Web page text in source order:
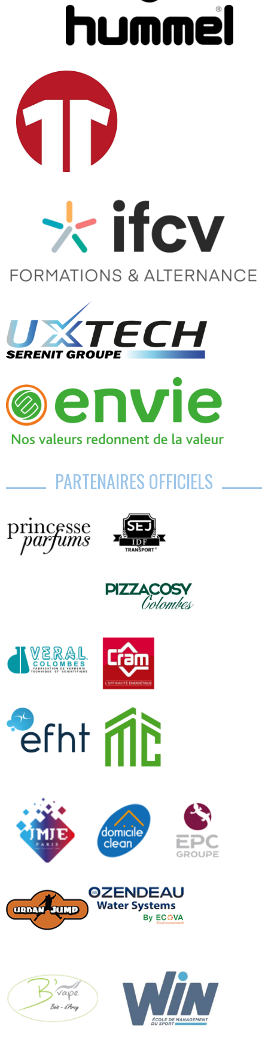
PARTENAIRES OFFICIELS